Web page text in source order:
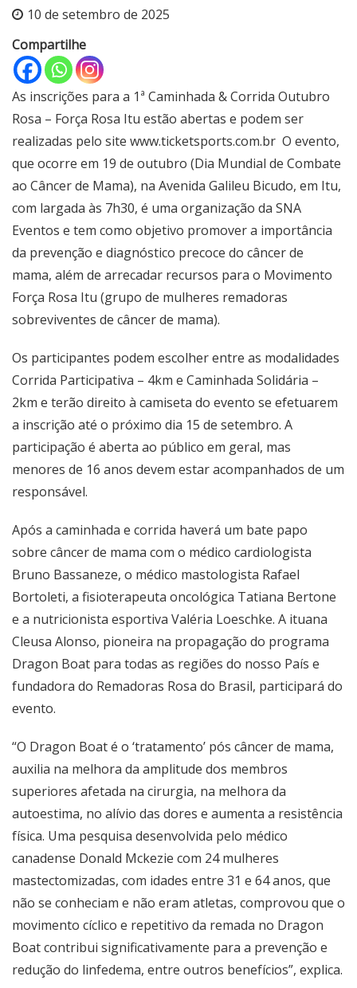
10 de setembro de 2025
Compartilhe
As inscrições para a 1ª Caminhada & Corrida Outubro
Rosa – Força Rosa Itu estão abertas e podem ser
realizadas pelo site www.ticketsports.com.br O evento,
que ocorre em 19 de outubro (Dia Mundial de Combate
ao Câncer de Mama), na Avenida Galileu Bicudo, em Itu,
com largada às 7h30, é uma organização da SNA
Eventos e tem como objetivo promover a importância
da prevenção e diagnóstico precoce do câncer de
mama, além de arrecadar recursos para o Movimento
Força Rosa Itu (grupo de mulheres remadoras
sobreviventes de câncer de mama).
Os participantes podem escolher entre as modalidades
Corrida Participativa – 4km e Caminhada Solidária –
2km e terão direito à camiseta do evento se efetuarem
a inscrição até o próximo dia 15 de setembro. A
participação é aberta ao público em geral, mas
menores de 16 anos devem estar acompanhados de um
responsável.
Após a caminhada e corrida haverá um bate papo
sobre câncer de mama com o médico cardiologista
Bruno Bassaneze, o médico mastologista Rafael
Bortoleti, a fisioterapeuta oncológica Tatiana Bertone
e a nutricionista esportiva Valéria Loeschke. A ituana
Cleusa Alonso, pioneira na propagação do programa
Dragon Boat para todas as regiões do nosso País e
fundadora do Remadoras Rosa do Brasil, participará do
evento.
“O Dragon Boat é o ‘tratamento’ pós câncer de mama,
auxilia na melhora da amplitude dos membros
superiores afetada na cirurgia, na melhora da
autoestima, no alívio das dores e aumenta a resistência
física. Uma pesquisa desenvolvida pelo médico
canadense Donald Mckezie com 24 mulheres
mastectomizadas, com idades entre 31 e 64 anos, que
não se conheciam e não eram atletas, comprovou que o
movimento cíclico e repetitivo da remada no Dragon
Boat contribui significativamente para a prevenção e
redução do linfedema, entre outros benefícios”, explica.